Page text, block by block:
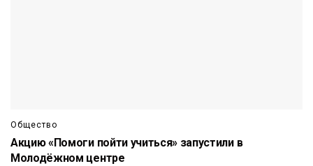
Общество
Акцию «Помоги пойти учиться» запустили в
Молодёжном центре